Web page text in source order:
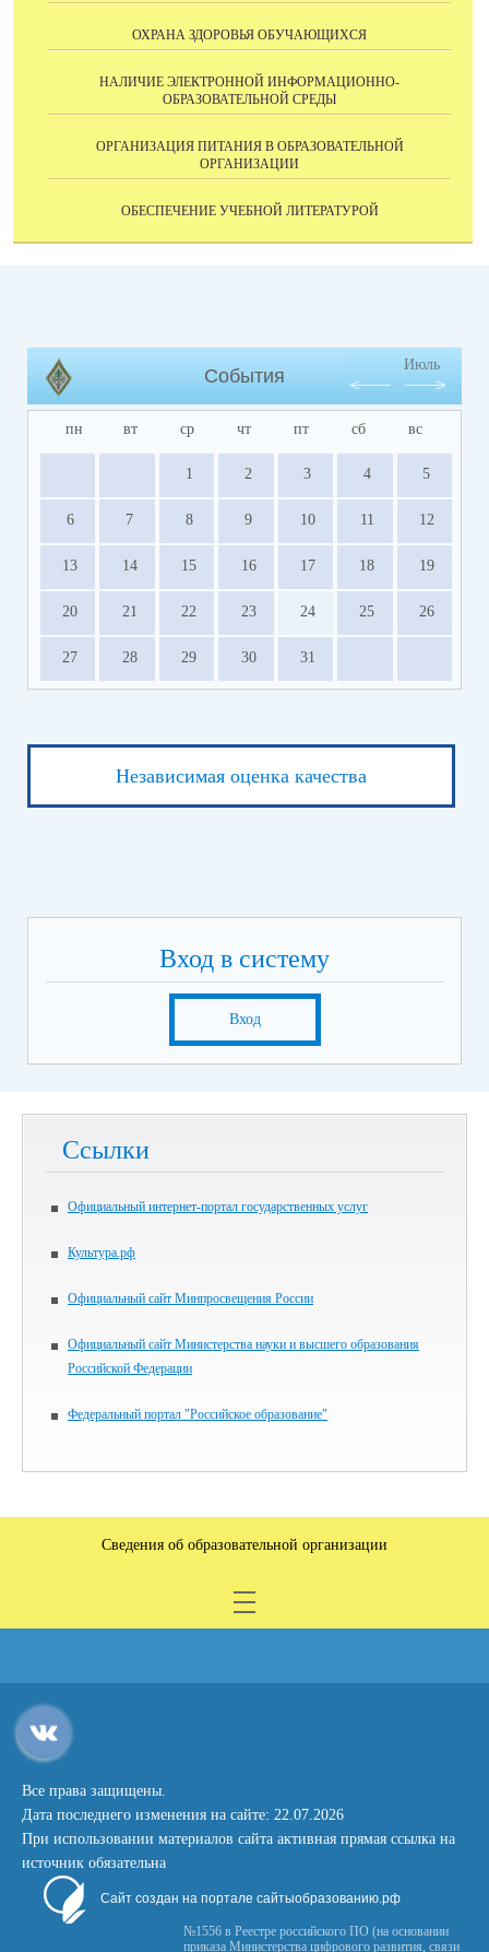
ОХРАНА ЗДОРОВЬЯ ОБУЧАЮЩИХСЯ
НАЛИЧИЕ ЭЛЕКТРОННОЙ ИНФОРМАЦИОННО-
ОБРАЗОВАТЕЛЬНОЙ СРЕДЫ
ОРГАНИЗАЦИЯ ПИТАНИЯ В ОБРАЗОВАТЕЛЬНОЙ
ОРГАНИЗАЦИИ
ОБЕСПЕЧЕНИЕ УЧЕБНОЙ ЛИТЕРАТУРОЙ
События
Июль
пн вт ср чт пт сб вс
1 2 3 4 5
6 7 8 9 10 11 12
13 14 15 16 17 18 19
20 21 22 23 24 25 26
27 28 29 30 31
Независимая оценка качества
Вход в систему
Вход
Ссылки
Официальный интернет-портал государственных услуг
Культура.рф
Официальный сайт Минпросвещения России
Официальный сайт Министерства науки и высшего образования
Российской Федерации
Федеральный портал "Российское образование"
Сведения об образовательной организации
Все права защищены.
Дата последнего изменения на сайте: 22.07.2026
При использовании материалов сайта активная прямая ссылка на
источник обязательна
Сайт создан на портале сайтыобразованию.рф
№1556 в Реестре российского ПО (на основании
приказа Министерства цифрового развития, связи